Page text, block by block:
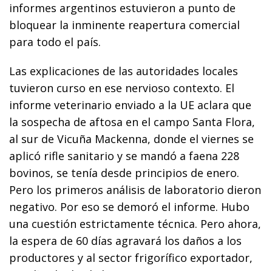
informes argentinos estuvieron a punto de
bloquear la inminente reapertura comercial
para todo el país.
Las explicaciones de las autoridades locales
tuvieron curso en ese nervioso contexto. El
informe veterinario enviado a la UE aclara que
la sospecha de aftosa en el campo Santa Flora,
al sur de Vicuña Mackenna, donde el viernes se
aplicó rifle sanitario y se mandó a faena 228
bovinos, se tenía desde principios de enero.
Pero los primeros análisis de laboratorio dieron
negativo. Por eso se demoró el informe. Hubo
una cuestión estrictamente técnica. Pero ahora,
la espera de 60 días agravará los daños a los
productores y al sector frigorífico exportador,